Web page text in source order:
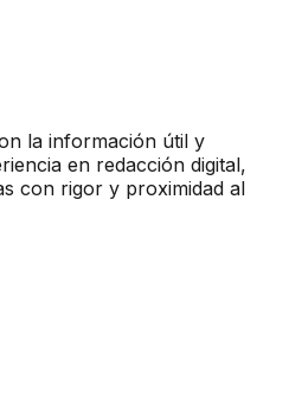
la información útil y
en redacción digital,
con rigor y proximidad al